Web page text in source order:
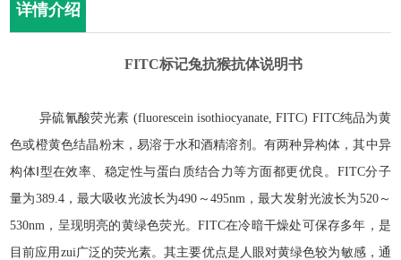
详情介绍
FITC标记兔抗猴抗体说明书
异硫氰酸荧光素 (fluorescein isothiocyanate, FITC) FITC纯品为黄
色或橙黄色结晶粉末，易溶于水和酒精溶剂。有两种异构体，其中异
构体 型在效率、稳定性与蛋白质结合力等方面都更优良。 FITC分子
量为389.4，最大吸收光波长为490 ～ 495nm，最大发射光波长为520～
530nm ，呈现明亮的黄绿色荧光。 FITC在冷暗干燥处可保存多年，是
目前应用zui广泛的荧光素。其主要优点是人眼对黄绿色较为敏感，通